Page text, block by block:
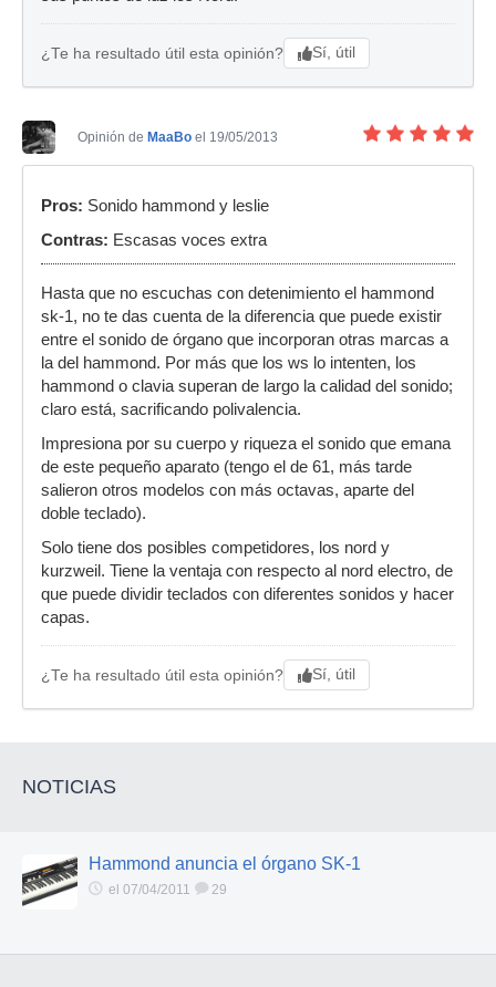
¿Te ha resultado útil esta opinión? Sí, útil
Opinión de MaaBo el 19/05/2013
Pros: Sonido hammond y leslie
Contras: Escasas voces extra
Hasta que no escuchas con detenimiento el hammond
sk-1, no te das cuenta de la diferencia que puede existir
entre el sonido de órgano que incorporan otras marcas a
la del hammond. Por más que los ws lo intenten, los
hammond o clavia superan de largo la calidad del sonido;
claro está, sacrificando polivalencia.
Impresiona por su cuerpo y riqueza el sonido que emana
de este pequeño aparato (tengo el de 61, más tarde
salieron otros modelos con más octavas, aparte del
doble teclado).
Solo tiene dos posibles competidores, los nord y
kurzweil. Tiene la ventaja con respecto al nord electro, de
que puede dividir teclados con diferentes sonidos y hacer
capas.
¿Te ha resultado útil esta opinión? Sí, útil
NOTICIAS
Hammond anuncia el órgano SK-1
el 07/04/2011 29